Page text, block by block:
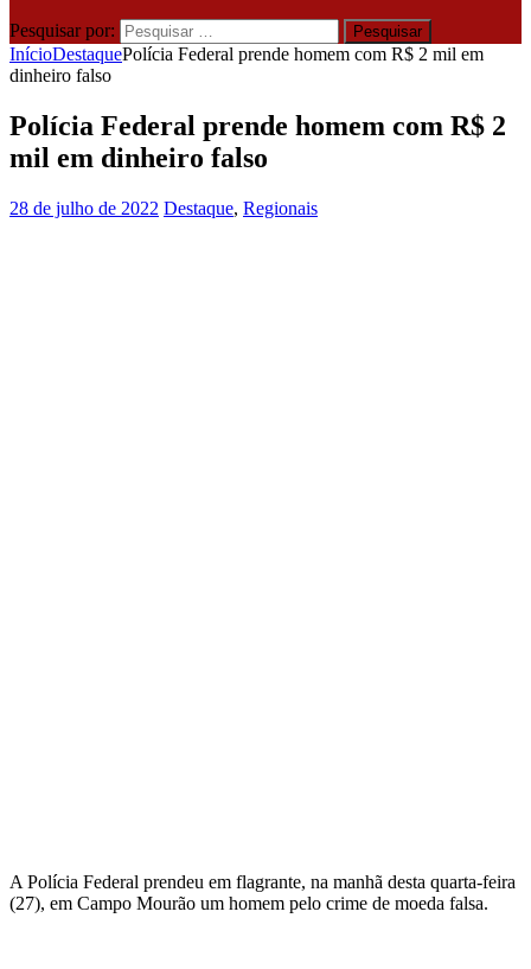
Pesquisar por:
InícioDestaquePolícia Federal prende homem com R$ 2 mil em
dinheiro falso
Polícia Federal prende homem com R$ 2
mil em dinheiro falso
28 de julho de 2022 Destaque, Regionais
A Polícia Federal prendeu em flagrante, na manhã desta quarta-feira
(27), em Campo Mourão um homem pelo crime de moeda falsa.